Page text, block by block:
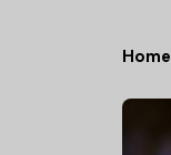
Home